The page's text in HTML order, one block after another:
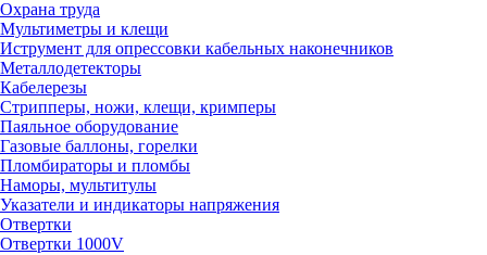
Охрана труда
Мультиметры и клещи
Иструмент для опрессовки кабельных наконечников
Металлодетекторы
Кабелерезы
Стрипперы, ножи, клещи, кримперы
Паяльное оборудование
Газовые баллоны, горелки
Пломбираторы и пломбы
Наморы, мультитулы
Указатели и индикаторы напряжения
Отвертки
Отвертки 1000V